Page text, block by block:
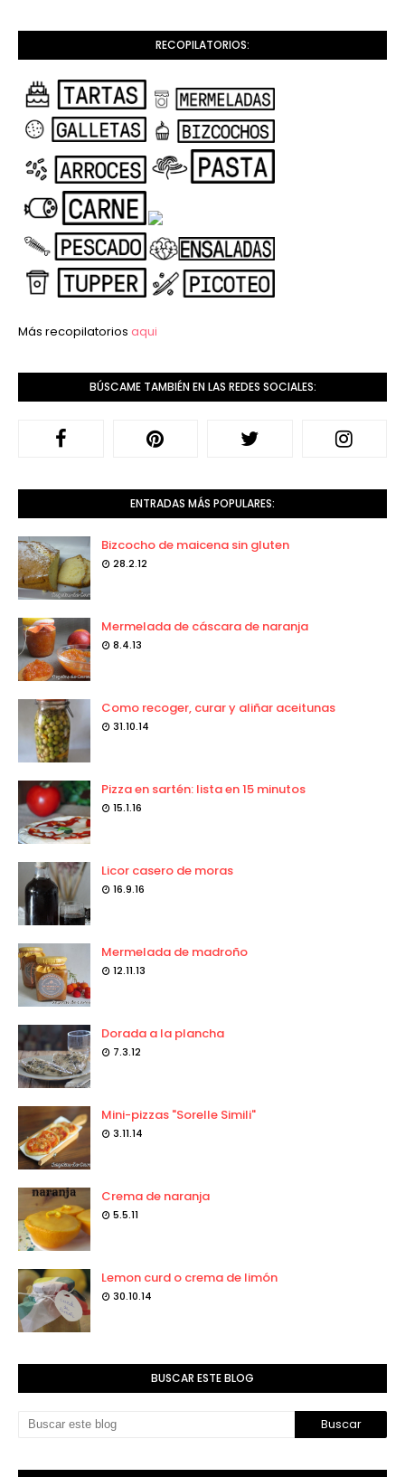
RECOPILATORIOS:
Más recopilatorios aqui
BÚSCAME TAMBIÉN EN LAS REDES SOCIALES:
ENTRADAS MÁS POPULARES:
Bizcocho de maicena sin gluten
28.2.12
Mermelada de cáscara de naranja
8.4.13
Como recoger, curar y aliñar aceitunas
31.10.14
Pizza en sartén: lista en 15 minutos
15.1.16
Licor casero de moras
16.9.16
Mermelada de madroño
12.11.13
Dorada a la plancha
7.3.12
Mini-pizzas "Sorelle Simili"
3.11.14
Crema de naranja
5.5.11
Lemon curd o crema de limón
30.10.14
BUSCAR ESTE BLOG